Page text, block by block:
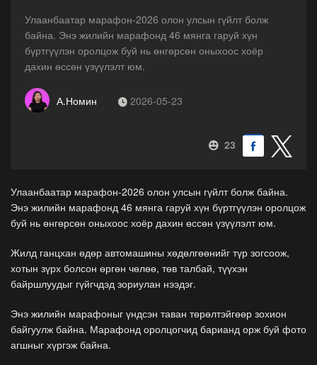
Улаанбаатар марафон-2026 олон улсын гүйлт болж
байна. Энэ жилийн марафонд 46 мянга гаруй хүн
бүртгүүлэн оролцож буй нь өнгөрсөн оныхоос хоёр
дахин өссөн үзүүлэлт юм.
А.Номин 2026-05-23
23
Улаанбаатар марафон-2026 олон улсын гүйлт болж байна.
Энэ жилийн марафонд 46 мянга гаруй хүн бүртгүүлэн оролцож
буй нь өнгөрсөн оныхоос хоёр дахин өссөн үзүүлэлт юм.
Жилд ганцхан өдөр автомашины хөдөлгөөнийг түр зогсоож,
хотын зүрх болсон өргөн чөлөө, төв талбай, түүхэн
байршлуудыг гүйгчдэд зориулан нээдэг.
Энэ жилийн марафоныг үндсэн таван төрөлтэйгөөр зохион
байгуулж байна. Марафонд оролцогчид барианд орж буй фото
агшныг хүргэж байна.